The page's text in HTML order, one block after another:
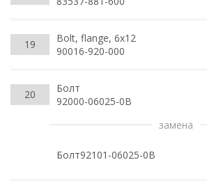
19
Bolt, flange, 6x12
90016-920-000
20
Болт
92000-06025-0B
замена
Болт92101-06025-0B